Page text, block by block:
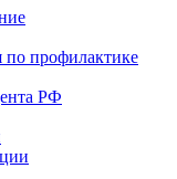
по профилактике
РФ